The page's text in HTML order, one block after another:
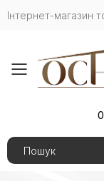
Інтернет-магазин
Toggle
Search